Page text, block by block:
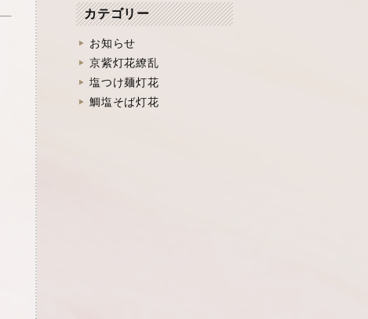
カテゴリー
お知らせ
京紫灯花繚乱
塩つけ麺灯花
鯛塩そば灯花